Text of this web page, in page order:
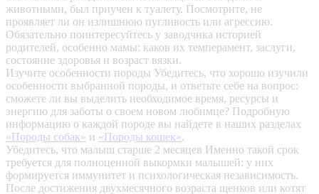
животными, был приучен к туалету. Посмотрите, не
проявляет ли он излишнюю пугливость или агрессию.
Обязательно поинтересуйтесь у заводчика историей
родителей, особенно мамы: каков их темперамент, заслуги,
состояние здоровья и возраст вязки.
Изучите особенности породы Убедитесь, что хорошо изучили
особенности выбранной породы, и ответьте себе на вопрос:
сможете ли вы выделить необходимое время, ресурсы и
энергию для заботы о своем новом любимце? Подробную
информацию о каждой породе вы найдете в наших разделах
«Породы собак» и «Породы кошек».
Убедитесь, что малыш старше 2 месяцев Именно такой срок
требуется для полноценной выкормки малышей: у них
формируется иммунитет и психологическая независимость.
После достижения двухмесячного возраста щенков или котят